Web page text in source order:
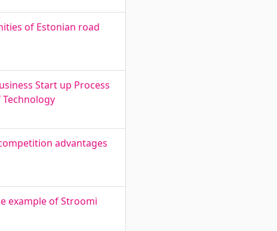
of Estonian road
Start up Process
advantages
example of Stroomi